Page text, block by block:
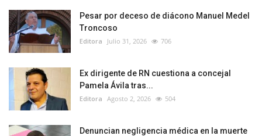
Pesar por deceso de diácono Manuel Medel
Troncoso
Editora Julio 31, 2026 706
Ex dirigente de RN cuestiona a concejal
Pamela Ávila tras...
Editora Agosto 2, 2026 504
Denuncian negligencia médica en la muerte